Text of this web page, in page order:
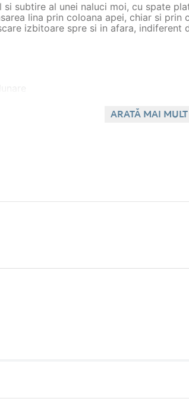
subtire al unei naluci moi, cu spate
lina prin coloana apei, chiar si
izbitoare spre si in afara,
ARATĂ MAI MULT